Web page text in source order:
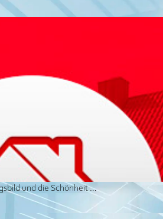
und die Schönheit …